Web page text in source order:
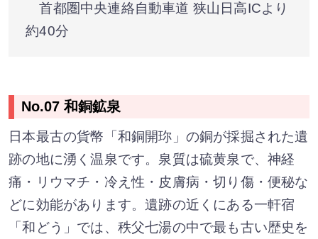
首都圏中央連絡自動車道 狭山日高ICより
約40分
No.07 和銅鉱泉
日本最古の貨幣「和銅開珎」の銅が採掘された遺
跡の地に湧く温泉です。泉質は硫黄泉で、神経
痛・リウマチ・冷え性・皮膚病・切り傷・便秘な
どに効能があります。遺跡の近くにある一軒宿
「和どう」では、秩父七湯の中で最も古い歴史を